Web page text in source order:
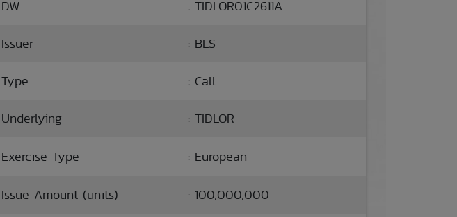
DW : TIDLOR01C2611A
Issuer : BLS
Type : Call
Underlying : TIDLOR
Exercise Type : European
Issue Amount (units) : 100,000,000